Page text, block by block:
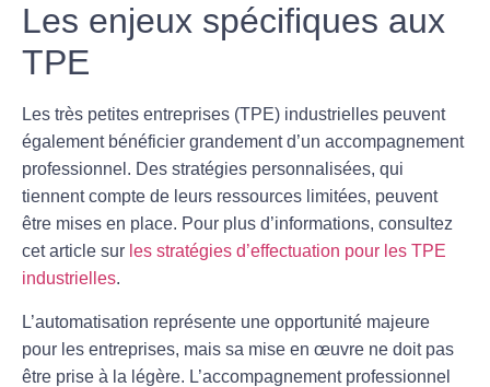
Les enjeux spécifiques aux
TPE
Les très petites entreprises (TPE) industrielles peuvent
également bénéficier grandement d’un accompagnement
professionnel. Des stratégies personnalisées, qui
tiennent compte de leurs ressources limitées, peuvent
être mises en place. Pour plus d’informations, consultez
cet article sur les stratégies d’effectuation pour les TPE
industrielles.
L’automatisation représente une opportunité majeure
pour les entreprises, mais sa mise en œuvre ne doit pas
être prise à la légère. L’accompagnement professionnel